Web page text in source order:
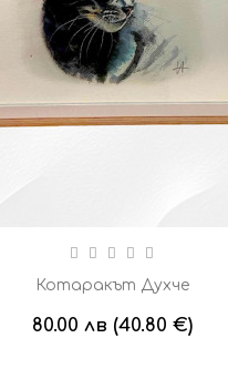
Котаракът Духче
80.00 лв (40.80 €)